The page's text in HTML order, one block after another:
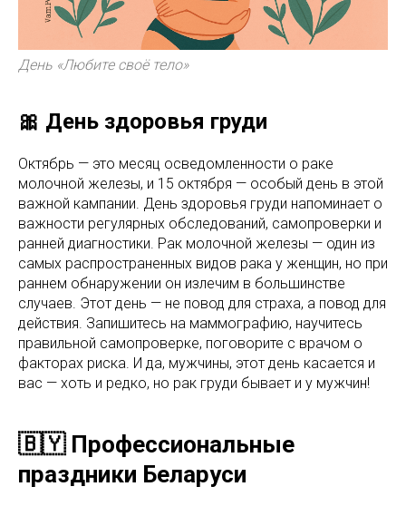
День «Любите своё тело»
🎀 День здоровья груди
Октябрь — это месяц осведомленности о раке
молочной железы, и 15 октября — особый день в этой
важной кампании. День здоровья груди напоминает о
важности регулярных обследований, самопроверки и
ранней диагностики. Рак молочной железы — один из
самых распространенных видов рака у женщин, но при
раннем обнаружении он излечим в большинстве
случаев. Этот день — не повод для страха, а повод для
действия. Запишитесь на маммографию, научитесь
правильной самопроверке, поговорите с врачом о
факторах риска. И да, мужчины, этот день касается и
вас — хоть и редко, но рак груди бывает и у мужчин!
🇧🇾 Профессиональные
праздники Беларуси